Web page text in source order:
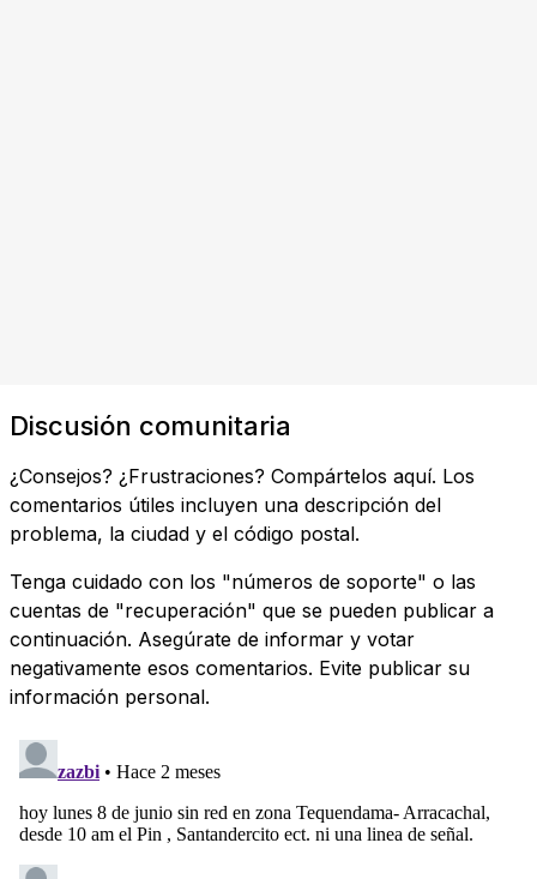
Discusión comunitaria
¿Consejos? ¿Frustraciones? Compártelos aquí. Los
comentarios útiles incluyen una descripción del
problema, la ciudad y el código postal.
Tenga cuidado con los "números de soporte" o las
cuentas de "recuperación" que se pueden publicar a
continuación. Asegúrate de informar y votar
negativamente esos comentarios. Evite publicar su
información personal.